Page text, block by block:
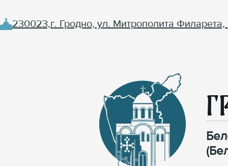
230023,г. Гродно, ул. Митрополита Филарета,